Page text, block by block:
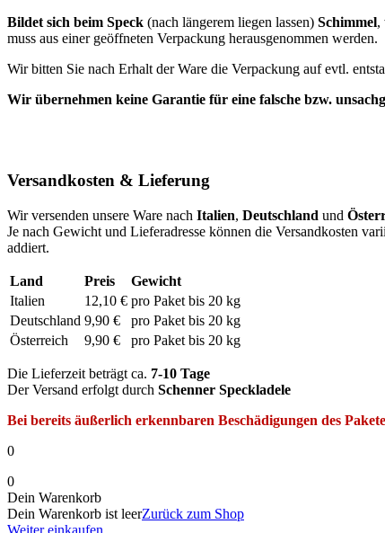
Bildet sich beim Speck (nach längerem liegen lassen) Schimmel,
muss aus einer geöffneten Verpackung herausgenommen werden.
Wir bitten Sie nach Erhalt der Ware die Verpackung auf evtl.
Wir übernehmen keine Garantie für eine falsche bzw.
Versandkosten & Lieferung
Wir versenden unsere Ware nach Italien, Deutschland und
Je nach Gewicht und Lieferadresse können die Versandkosten
addiert.
Land Preis
Gewicht
Italien
12,10 € pro Paket bis 20 kg
Deutschland 9,90 €
pro Paket bis 20 kg
Österreich
9,90 € pro Paket bis 20 kg
Die Lieferzeit beträgt ca. 7-10 Tage
Der Versand erfolgt durch Schenner Speckladele
Bei bereits äußerlich erkennbaren Beschädigungen des
0
0
Dein Warenkorb
Dein Warenkorb ist leerZurück zum Shop
Weiter einkaufen